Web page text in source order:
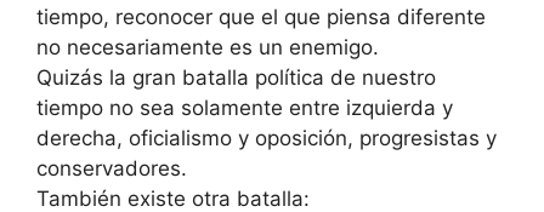
tiempo, reconocer que el que piensa diferente
no necesariamente es un enemigo.
Quizás la gran batalla política de nuestro
tiempo no sea solamente entre izquierda y
derecha, oficialismo y oposición, progresistas y
conservadores.
También existe otra batalla: